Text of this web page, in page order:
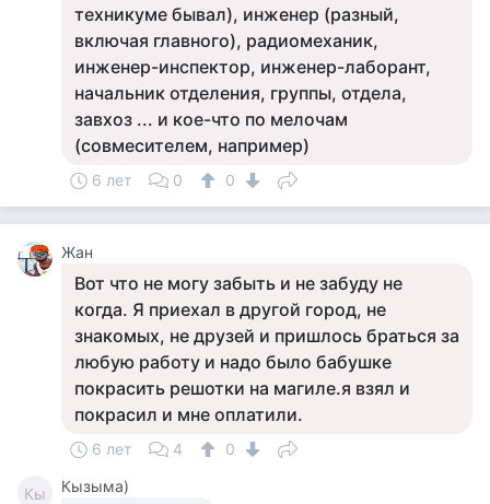
техникуме бывал), инженер (разный,
включая главного), радиомеханик,
инженер-инспектор, инженер-лаборант,
начальник отделения, группы, отдела,
завхоз ... и кое-что по мелочам
(совмесителем, например)
6 лет 0 0
Жан
Вот что не могу забыть и не забуду не
когда. Я приехал в другой город, не
знакомых, не друзей и пришлось браться за
любую работу и надо было бабушке
покрасить решотки на магиле.я взял и
покрасил и мне оплатили.
6 лет 4 0
Кы Кызыма)